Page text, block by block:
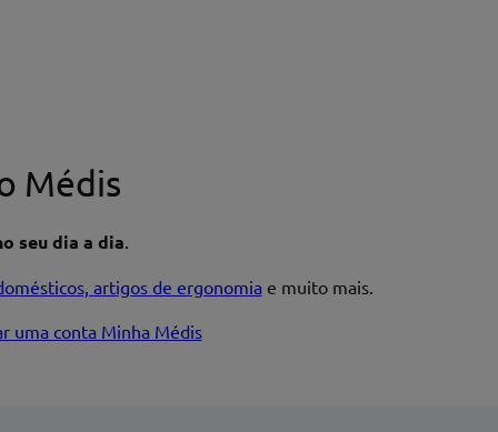
Médis
seu dia a dia.
artigos de ergonomia e muito mais.
uma conta Minha Médis